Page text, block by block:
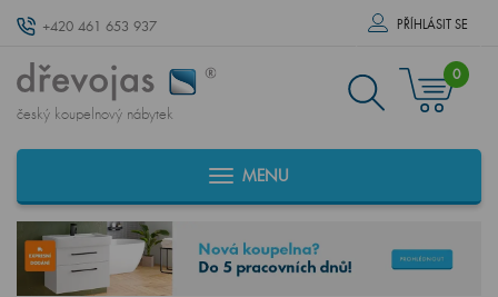
+420 461 653 937 PŘÍHLÁSIT SE
český koupelnový nábytek
0
MENU